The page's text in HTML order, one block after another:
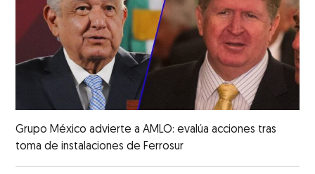
Grupo México advierte a AMLO: evalúa acciones tras
toma de instalaciones de Ferrosur